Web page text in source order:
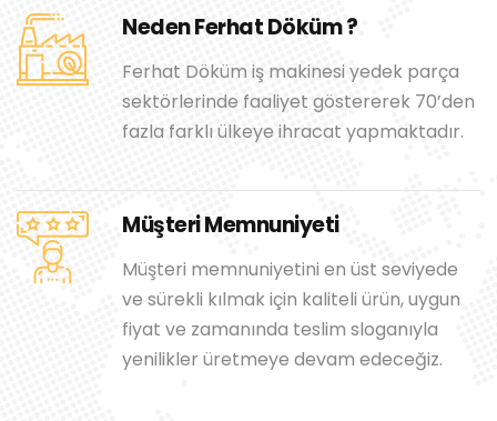
Neden Ferhat Döküm ?
Ferhat Döküm iş makinesi yedek parça
sektörlerinde faaliyet göstererek 70’den
fazla farklı ülkeye ihracat yapmaktadır.
Müşteri Memnuniyeti
Müşteri memnuniyetini en üst seviyede
ve sürekli kılmak için kaliteli ürün, uygun
fiyat ve zamanında teslim sloganıyla
yenilikler üretmeye devam edeceğiz.